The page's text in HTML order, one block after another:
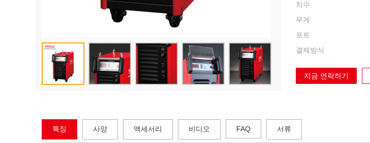
치수
무게
포트
결제방식
지금 연락하기
특징 사양 액세서리 비디오 FAQ 서류